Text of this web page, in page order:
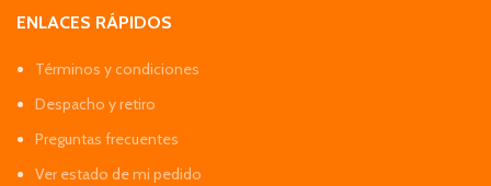
ENLACES RÁPIDOS
Términos y condiciones
Despacho y retiro
Preguntas frecuentes
Ver estado de mi pedido